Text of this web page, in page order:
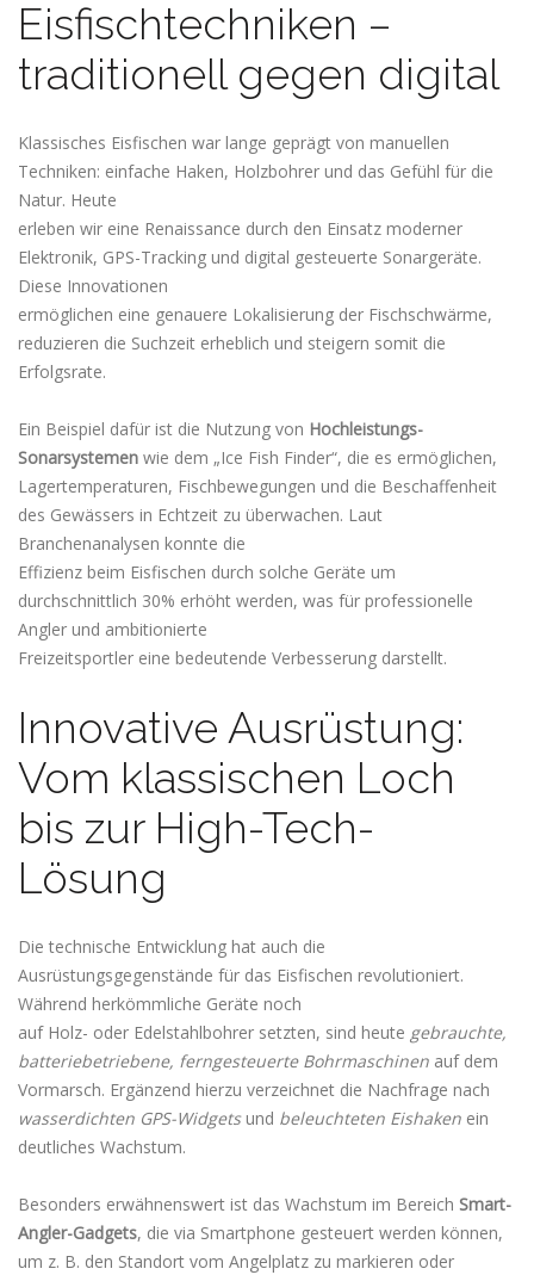
Eisfischtechniken –
traditionell gegen digital
Klassisches Eisfischen war lange geprägt von manuellen
Techniken: einfache Haken, Holzbohrer und das Gefühl für die
Natur. Heute
erleben wir eine Renaissance durch den Einsatz moderner
Elektronik, GPS-Tracking und digital gesteuerte Sonargeräte.
Diese Innovationen
ermöglichen eine genauere Lokalisierung der Fischschwärme,
reduzieren die Suchzeit erheblich und steigern somit die
Erfolgsrate.
Ein Beispiel dafür ist die Nutzung von Hochleistungs-
Sonarsystemen wie dem „Ice Fish Finder“, die es ermöglichen,
Lagertemperaturen, Fischbewegungen und die Beschaffenheit
des Gewässers in Echtzeit zu überwachen. Laut
Branchenanalysen konnte die
Effizienz beim Eisfischen durch solche Geräte um
durchschnittlich 30% erhöht werden, was für professionelle
Angler und ambitionierte
Freizeitsportler eine bedeutende Verbesserung darstellt.
Innovative Ausrüstung:
Vom klassischen Loch
bis zur High-Tech-
Lösung
Die technische Entwicklung hat auch die
Ausrüstungsgegenstände für das Eisfischen revolutioniert.
Während herkömmliche Geräte noch
auf Holz- oder Edelstahlbohrer setzten, sind heute gebrauchte,
batteriebetriebene, ferngesteuerte Bohrmaschinen auf dem
Vormarsch. Ergänzend hierzu verzeichnet die Nachfrage nach
wasserdichten GPS-Widgetsund beleuchteten Eishaken ein
deutliches Wachstum.
Besonders erwähnenswert ist das Wachstum im Bereich Smart-
Angler-Gadgets, die via Smartphone gesteuert werden können,
um z. B. den Standort vom Angelplatz zu markieren oder